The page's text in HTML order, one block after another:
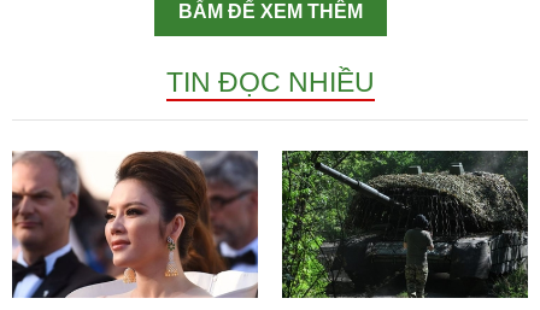
BẤM ĐỂ XEM THÊM
TIN ĐỌC NHIỀU